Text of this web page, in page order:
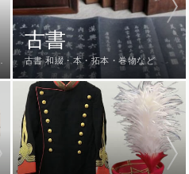
古書
古書 和綴・本・拓本・巻物など